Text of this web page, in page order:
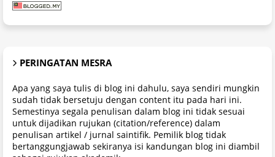
PERINGATAN MESRA
Apa yang saya tulis di blog ini dahulu, saya sendiri mungkin
sudah tidak bersetuju dengan content itu pada hari ini.
Semestinya segala penulisan dalam blog ini tidak sesuai
untuk dijadikan rujukan (citation/reference) dalam
penulisan artikel / jurnal saintifik. Pemilik blog tidak
bertanggungjawab sekiranya isi kandungan blog ini diambil